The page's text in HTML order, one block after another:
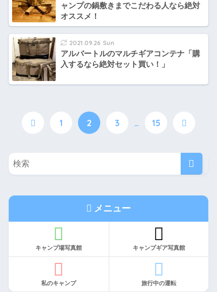
ャンプの鍋敷きまでこだわる人なら絶対
オススメ！
2021.09.26 Sun
アルバートルのマルチギアコンテナ「購
入するなら絶対セット買い！」
1 2 3 … 15
メニュー
キャンプ場写真館 キャンプギア写真館
私のキャンプ 旅行中の運転